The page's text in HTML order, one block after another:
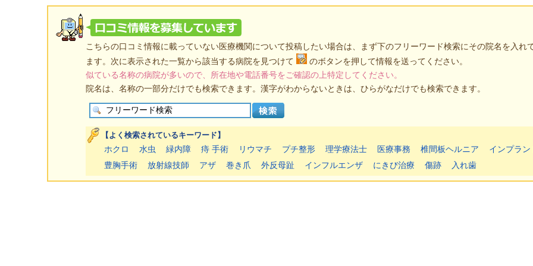
こちらの口コミ情報に載っていない医療機関について投稿したい場合は、まず下のフリーワード検索にその院名を入れ
ます。次に表示された一覧から該当する病院を見つけて
のボタンを押して情報を送ってください。
似ている名称の病院が多いので、所在地や電話番号をご確認の上特定してください。
院名は、名称の一部分だけでも検索できます。漢字がわからないときは、ひらがなだけでも検索できます。
【よく検索されているキーワード】
ホクロ 水虫 緑内障 痔 手術 リウマチ プチ整形 理学療法士 医療事務 椎間板ヘルニア
インプラン
豊胸手術
放射線技師 アザ 巻き爪 外反母趾 インフルエンザ にきび治療 傷跡 入れ歯